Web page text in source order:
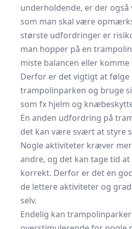
underholdende, er der
som man skal være
største udfordringer er
man hopper på en
miste balancen eller
Derfor er det vigtigt at følge
trampolinparken og bruge
som fx hjelm og
En anden udfordring på
det kan være svært at styre
Nogle aktiviteter kræver
andre, og det kan tage tid
korrekt. Derfor er det en
de lettere aktiviteter og
selv.
Endelig kan